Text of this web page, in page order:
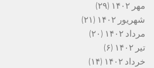
مهر ۱۴۰۲
(۲۹)
شهریور ۱۴۰۲
(۲۱)
مرداد ۱۴۰۲
(۲۰)
تیر ۱۴۰۲
(۶)
خرداد ۱۴۰۲
(۱۴)